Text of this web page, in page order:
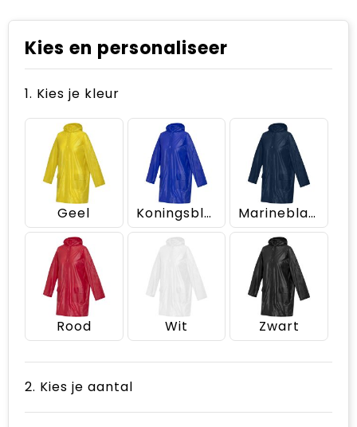
Kies en personaliseer
1. Kies je kleur
Geel Koningsblauw Marineblauw
Rood Wit Zwart
2. Kies je aantal